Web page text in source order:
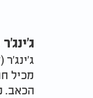
מכיל
הכאב.